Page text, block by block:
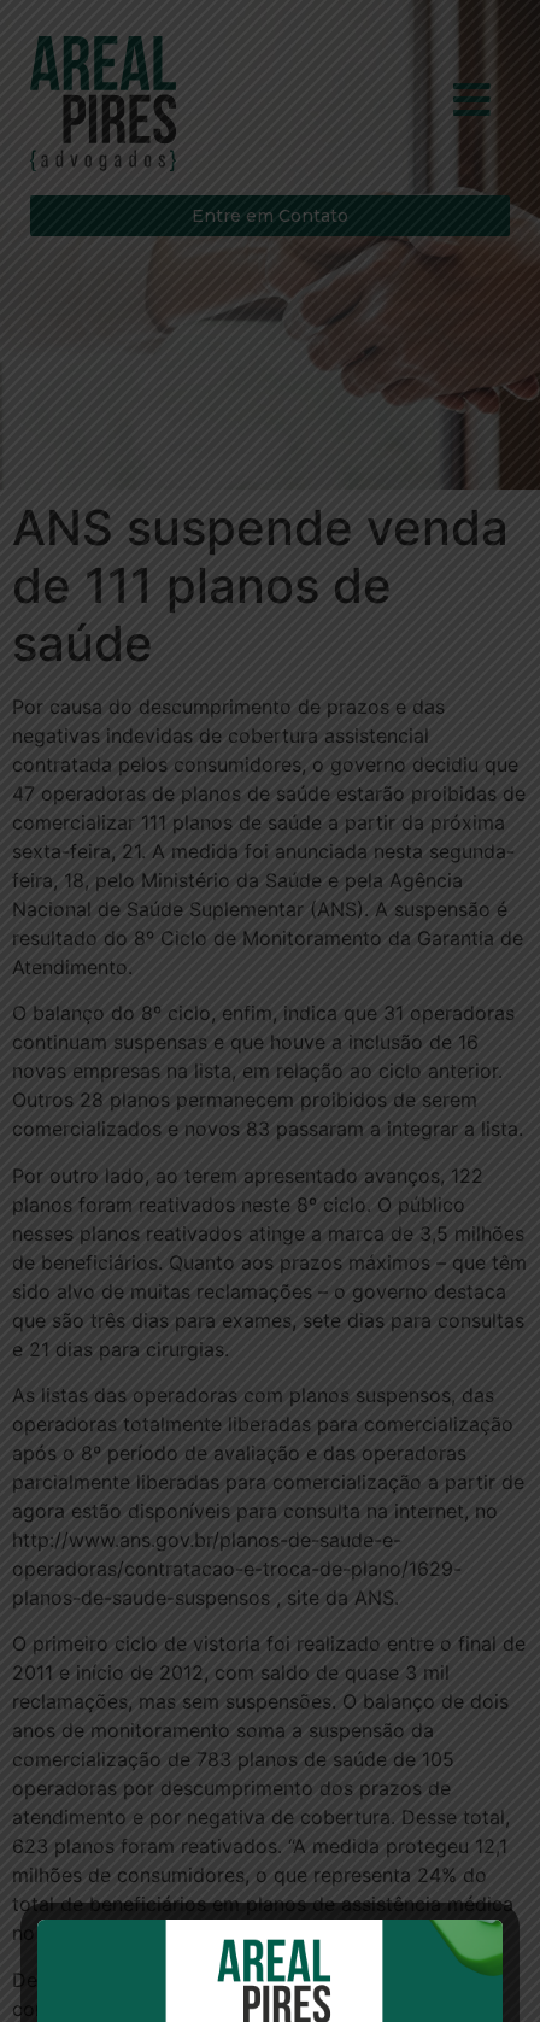
Entre em Contato
ANS suspende venda
de 111 planos de
saúde
Por causa do descumprimento de prazos e das
negativas indevidas de cobertura assistencial
contratada pelos consumidores, o governo decidiu que
47 operadoras de planos de saúde estarão proibidas de
comercializar 111 planos de saúde a partir da próxima
sexta-feira, 21. A medida foi anunciada nesta segunda-
feira, 18, pelo Ministério da Saúde e pela Agência
Nacional de Saúde Suplementar (ANS). A suspensão é
resultado do 8º Ciclo de Monitoramento da Garantia de
Atendimento.
O balanço do 8º ciclo, enfim, indica que 31 operadoras
continuam suspensas e que houve a inclusão de 16
novas empresas na lista, em relação ao ciclo anterior.
Outros 28 planos permanecem proibidos de serem
comercializados e novos 83 passaram a integrar a lista.
Por outro lado, ao terem apresentado avanços, 122
planos foram reativados neste 8º ciclo. O público
nesses planos reativados atinge a marca de 3,5 milhões
de beneficiários. Quanto aos prazos máximos – que têm
sido alvo de muitas reclamações – o governo destaca
que são três dias para exames, sete dias para consultas
e 21 dias para cirurgias.
As listas das operadoras com planos suspensos, das
operadoras totalmente liberadas para comercialização
após o 8º período de avaliação e das operadoras
parcialmente liberadas para comercialização a partir de
agora estão disponíveis para consulta na internet, no
http://www.ans.gov.br/planos-de-saude-e-
operadoras/contratacao-e-troca-de-plano/1629-
planos-de-saude-suspensos , site da ANS.
O primeiro ciclo de vistoria foi realizado entre o final de
2011 e início de 2012, com saldo de quase 3 mil
reclamações, mas sem suspensões. O balanço de dois
anos de monitoramento soma a suspensão da
comercialização de 783 planos de saúde de 105
operadoras por descumprimento dos prazos de
atendimento e por negativa de cobertura. Desse total,
623 planos foram reativados. “A medida protegeu 12,1
milhões de consumidores, o que representa 24% do
total de beneficiários em planos de assistência médica
no Brasil”, cita nota do governo sobre a ação.
Devido aos problemas assistenciais apontados pelos
consumidores e averiguados pela ANS nesta mais